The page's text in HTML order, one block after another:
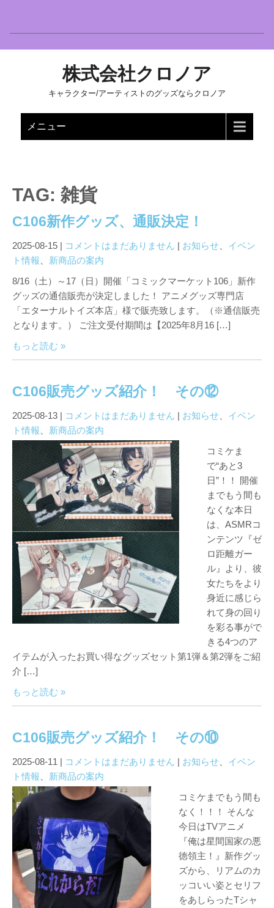
株式会社クロノア
キャラクター/アーティストのグッズならクロノア
メニュー
TAG: 雑貨
C106新作グッズ、通販決定！
2025-08-15 | コメントはまだありません | お知らせ
イベン
ト情報
新商品の案内
8/16（土）～17（日）開催「コミックマーケット106」新作
グッズの通信販売が決定しました！ アニメグッズ専門店
「エターナルトイズ本店」様で販売致します。（※通信販売
となります。） ご注文受付期間は【2025年8月16 […]
もっと読む »
C106販売グッズ紹介！ その⑫
2025-08-13 | コメントはまだありません | お知らせ
イベン
ト情報
新商品の案内
コミケま
で“あと3
日”！！ 開催
までもう間も
なくな本日
は、ASMRコ
ンテンツ『ゼ
ロ距離ガー
ル』より、彼
女たちをより
身近に感じら
れて身の回り
を彩る事がで
きる4つのア
イテムが入ったお買い得なグッズセット第1弾＆第2弾をご紹
介 […]
もっと読む »
C106販売グッズ紹介！ その⑩
2025-08-11 | コメントはまだありません | お知らせ
イベン
ト情報
新商品の案内
コミケまでもう間も
なく！！！ そんな
今日はTVアニメ
『俺は星間国家の悪
徳領主！』新作グッ
ズから、リアムのカ
ッコいい姿とセリフ
をあしらったTシャ